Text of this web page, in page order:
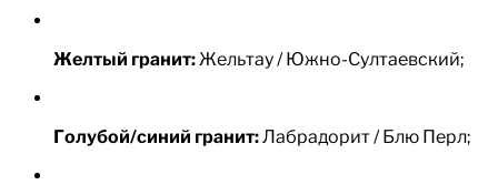
Желтый гранит:Жельтау / Южно-Султаевский;
Голубой/синий гранит:Лабрадорит / Блю Перл;